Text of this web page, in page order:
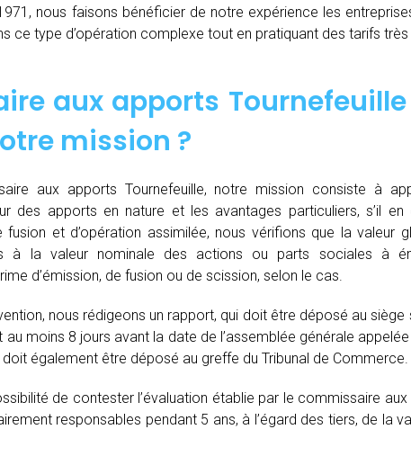
nous faisons bénéficier de notre expérience les
ce type d’opération complexe tout en pratiquant des tarifs
aux apports
mission ?
aux apports Tournefeuille, notre mission consiste à
des apports en nature et les avantages particuliers, s’il
fusion et d’opération assimilée, nous vérifions que la valeur
à la valeur nominale des actions ou parts sociales à
d’émission, de fusion ou de scission, selon le cas.
nous rédigeons un rapport, qui doit être déposé au
au moins 8 jours avant la date de l’assemblée générale
doit également être déposé au greffe du Tribunal de Commerce.
de contester l’évaluation établie par le commissaire
responsables pendant 5 ans, à l’égard des tiers, de la